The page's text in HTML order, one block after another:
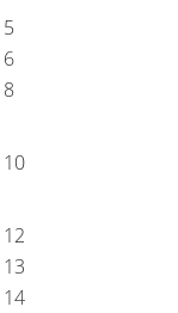
5
6
8
10
12
13
14